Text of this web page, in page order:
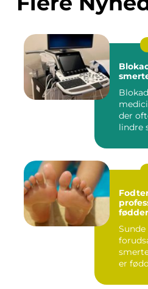
der
lindre
er